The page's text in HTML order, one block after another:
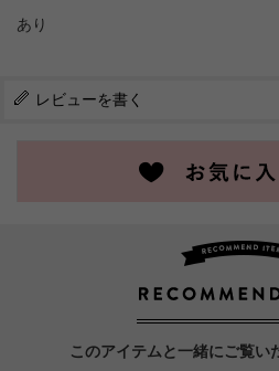
あり
レビューを書く
このアイテムと一緒にご覧い